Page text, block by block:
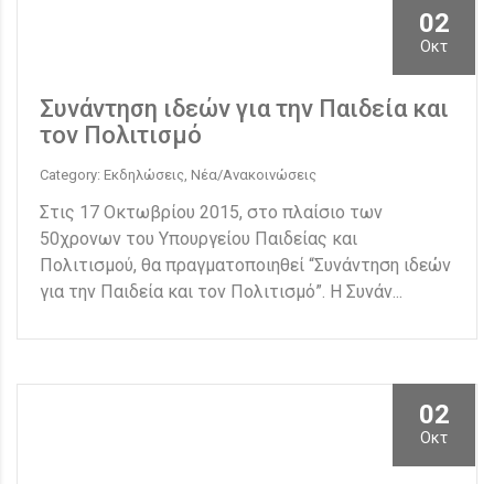
02
Οκτ
Συνάντηση ιδεών για την Παιδεία και
τον Πολιτισμό
Category: Εκδηλώσεις, Νέα/Ανακοινώσεις
Στις 17 Οκτωβρίου 2015, στο πλαίσιο των
50χρονων του Υπουργείου Παιδείας και
Πολιτισμού, θα πραγματοποιηθεί “Συνάντηση ιδεών
για την Παιδεία και τον Πολιτισμό”. Η Συνάν...
02
Οκτ